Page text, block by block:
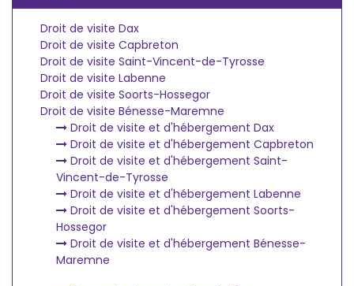
Droit de visite Dax
Droit de visite Capbreton
Droit de visite Saint-Vincent-de-Tyrosse
Droit de visite Labenne
Droit de visite Soorts-Hossegor
Droit de visite Bénesse-Maremne
Droit de visite et d'hébergement Dax
Droit de visite et d'hébergement Capbreton
Droit de visite et d'hébergement Saint-
Vincent-de-Tyrosse
Droit de visite et d'hébergement Labenne
Droit de visite et d'hébergement Soorts-
Hossegor
Droit de visite et d'hébergement Bénesse-
Maremne